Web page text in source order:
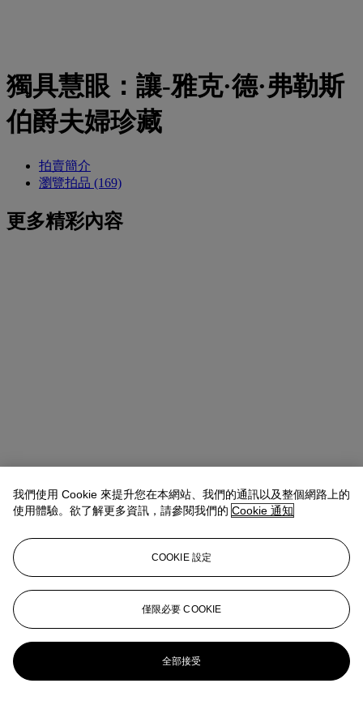
獨具慧眼：讓-雅克·德·弗勒斯
伯爵夫婦珍藏
拍賣簡介
瀏覽拍品 (169)
更多精彩內容
我們使用 Cookie 來提升您在本網站、我們的通訊以及整個網路上的
使用體驗。欲了解更多資訊，請參閱我們的 Cookie 通知
COOKIE 設定
僅限必要 COOKIE
全部接受